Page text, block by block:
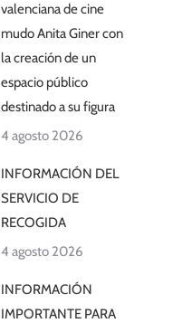
valenciana de cine
mudo Anita Giner con
la creación de un
espacio público
destinado a su figura
4 agosto 2026
INFORMACIÓN DEL
SERVICIO DE
RECOGIDA
4 agosto 2026
INFORMACIÓN
IMPORTANTE PARA